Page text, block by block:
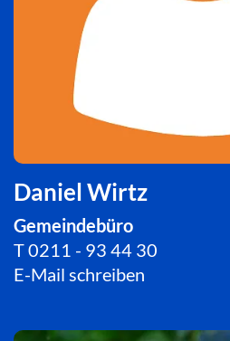
Daniel Wirtz
Gemeindebüro
T0211 - 93 44 30
E-Mail schreiben